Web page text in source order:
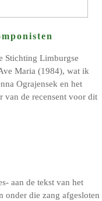
Stichting Limburgse
Maria (1984), wat ik
Ograjensek en het
van de recensent voor dit
aan de tekst van het
onder die zang afgesloten